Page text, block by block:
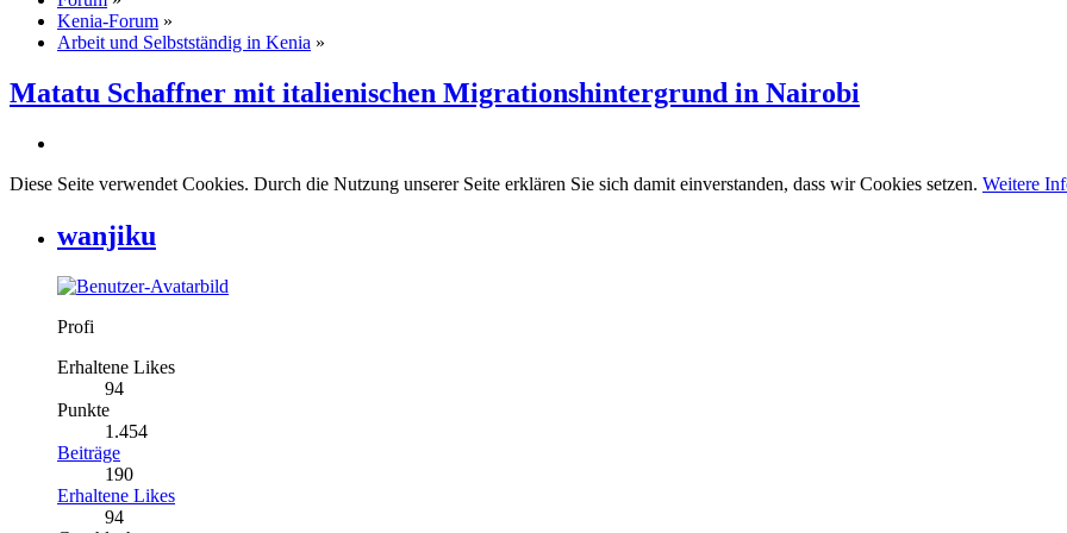
Kenia-Forum »
Arbeit und Selbstständig in Kenia »
Matatu Schaffner mit italienischen Migrationshintergrund in Nairobi
Diese Seite verwendet Cookies. Durch die Nutzung unserer Seite erklären Sie sich damit einverstanden, dass wir Cookies setzen. Weitere
wanjiku
Profi
Erhaltene Likes
94
Punkte
1.454
Beiträge
190
Erhaltene Likes
94